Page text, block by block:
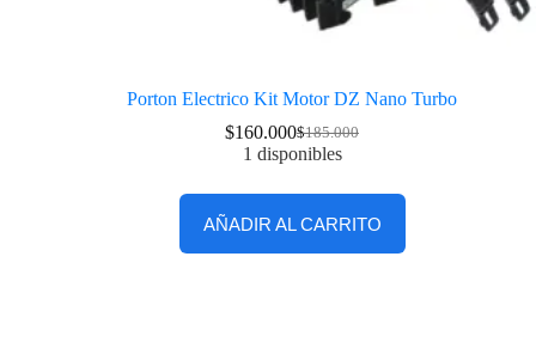
Porton Electrico Kit Motor DZ Nano Turbo
$185.000
$160.000
1 disponibles
AÑADIR AL CARRITO